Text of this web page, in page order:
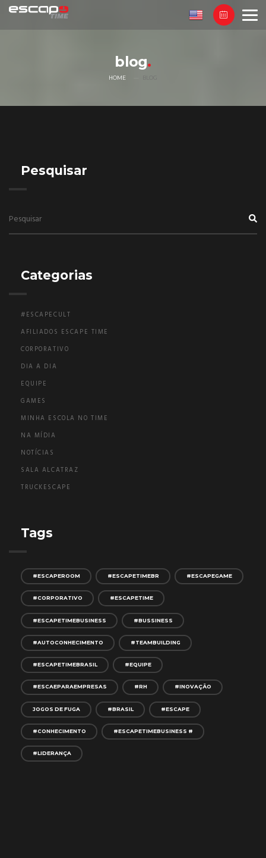
blog
HOME
Pesquisar
Categorias
#ESCAPECULT
AFILIADOS ESCAPE TIME
CORPORATIVO
DIA A DIA
EQUIPE
GAMES
MINHA ESCOLA NO TIME
NA MÍDIA
NOTÍCIAS
SALA ALCATRAZ
TRUCKESCAPE
Tags
#ESCAPEROOM #ESCAPETIMEBR #ESCAPEGAME
#CORPORATIVO #ESCAPETIME
#ESCAPETIMEBUSINESS #BUSSINESS
#AUTOCONHECIMENTO #TEAMBUILDING
#ESCAPETIMEBRASIL #EQUIPE
#ESCAEPARAEMPRESAS #RH #INOVAÇÃO
JOGOS DE FUGA #BRASIL #ESCAPE
#CONHECIMENTO #ESCAPETIMEBUSINESS #
#LIDERANÇA